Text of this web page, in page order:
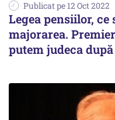
Publicat pe 12 Oct 2022
Legea pensiilor,
majorarea.
putem judeca după